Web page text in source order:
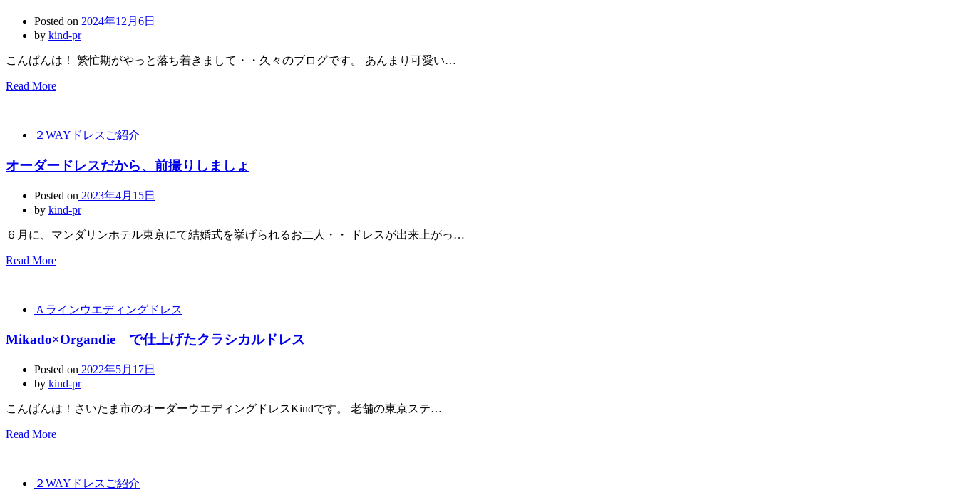
Posted on 2024年12月6日
by kind-pr
こんばんは！ 繁忙期がやっと落ち着きまして・・久々のブログです。 あんまり可愛い…
Read More
２WAYドレスご紹介
オーダードレスだから、前撮りしましょ
Posted on 2023年4月15日
by kind-pr
６月に、マンダリンホテル東京にて結婚式を挙げられるお二人・・ ドレスが出来上がっ…
Read More
Ａラインウエディングドレス
Mikado×Organdie で仕上げたクラシカルドレス
Posted on 2022年5月17日
by kind-pr
こんばんは！さいたま市のオーダーウエディングドレスKindです。 老舗の東京ステ…
Read More
２WAYドレスご紹介